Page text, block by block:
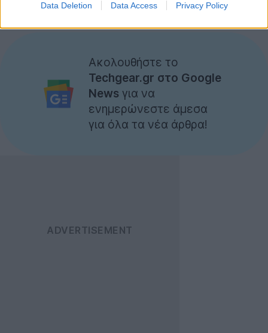
Data Deletion Data Access Privacy Policy
Digitimes,Electronista ,Bloomberg ]
Ακολουθήστε το
Techgear.gr στο Google
News για να
ενημερώνεστε άμεσα
για όλα τα νέα άρθρα!